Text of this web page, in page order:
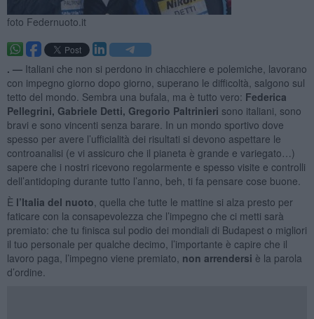
foto Federnuoto.it
. — Italiani che non si perdono in chiacchiere e polemiche, lavorano
con impegno giorno dopo giorno, superano le difficoltà, salgono sul
tetto del mondo. Sembra una bufala, ma è tutto vero: Federica
Pellegrini, Gabriele Detti, Gregorio Paltrinieri sono italiani, sono
bravi e sono vincenti senza barare. In un mondo sportivo dove
spesso per avere l’ufficialità dei risultati si devono aspettare le
controanalisi (e vi assicuro che il pianeta è grande e variegato…)
sapere che i nostri ricevono regolarmente e spesso visite e controlli
dell’antidoping durante tutto l’anno, beh, ti fa pensare cose buone.
È l’Italia del nuoto , quella che tutte le mattine si alza presto per
faticare con la consapevolezza che l’impegno che ci metti sarà
premiato: che tu finisca sul podio dei mondiali di Budapest o migliori
il tuo personale per qualche decimo, l’importante è capire che il
lavoro paga, l’impegno viene premiato, non arrendersi è la parola
d’ordine.